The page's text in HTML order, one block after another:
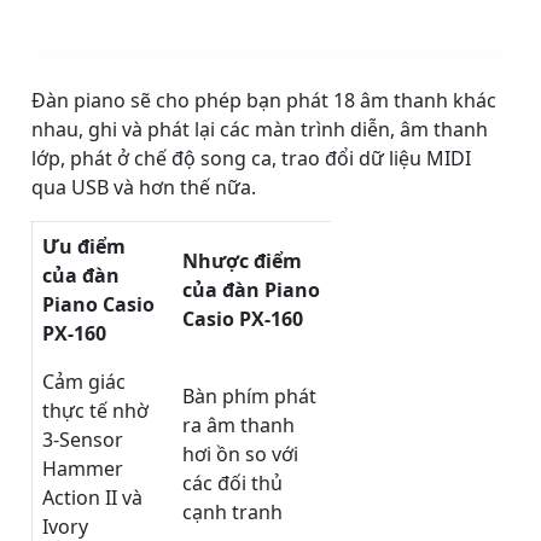
Đàn piano sẽ cho phép bạn phát 18 âm thanh khác
nhau, ghi và phát lại các màn trình diễn, âm thanh
lớp, phát ở chế độ song ca, trao đổi dữ liệu MIDI
qua USB và hơn thế nữa.
Ưu điểm
của đàn
Piano Casio
PX-160
Nhược điểm
của đàn Piano
Casio PX-160
Cảm giác
thực tế nhờ
3-Sensor
Hammer
Action II và
Ivory
Bàn phím phát
ra âm thanh
hơi ồn so với
các đối thủ
cạnh tranh